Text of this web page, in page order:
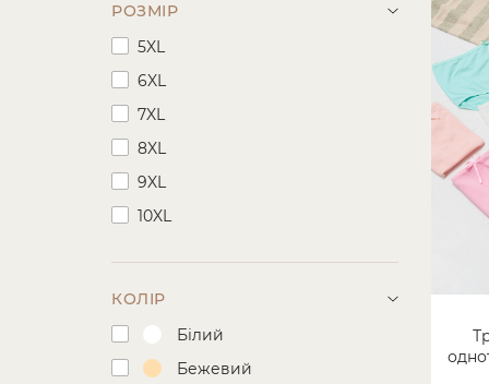
РОЗМІР
5XL
6XL
7XL
8XL
9XL
10XL
КОЛІР
Білий
Бежевий